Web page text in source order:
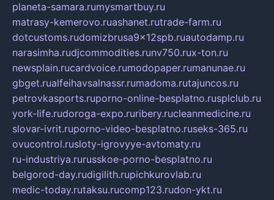
planeta-samara.rumysmartbuy.ru
matrasy-kemerovo.ruashanet.rutrade-farm.ru
dotcustoms.rudomizbrusa9x12spb.ruautodamp.ru
narasimha.rudjcommodities.runv750.rux-ton.ru
newsplain.rucardvoice.rumodopaper.rumanunae.ru
gbget.rualfeihavsalnassr.rumadoma.rutajuncos.ru
petrovkasports.ruporno-online-besplatno.rusplclub.ru
york-life.rudoroga-expo.ruribery.rucleanmedicine.ru
slovar-ivrit.ruporno-video-besplatno.ruseks-365.ru
ovucontrol.rusloty-igrovyye-avtomaty.ru
ru-industriya.rurusskoe-porno-besplatno.ru
belgorod-day.rudigilith.rupichkurovlab.ru
medic-today.rutaksu.rucomp123.rudon-ykt.ru